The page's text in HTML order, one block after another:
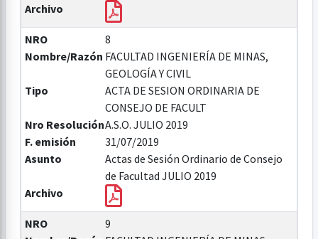
Archivo
NRO
8
Nombre/Razón FACULTAD INGENIERÍA DE MINAS,
GEOLOGÍA Y CIVIL
Tipo
ACTA DE SESION ORDINARIA DE
CONSEJO DE FACULT
Nro ResoluciónA.S.O. JULIO 2019
F. emisión
31/07/2019
Asunto
Actas de Sesión Ordinario de Consejo
de Facultad JULIO 2019
Archivo
NRO
9